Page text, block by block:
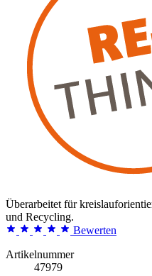
Überarbeitet für
und Recycling.
Bewerten
Artikelnummer
47979